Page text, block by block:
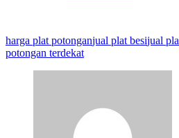
harga plat potonganjual plat besijual
potongan terdekat